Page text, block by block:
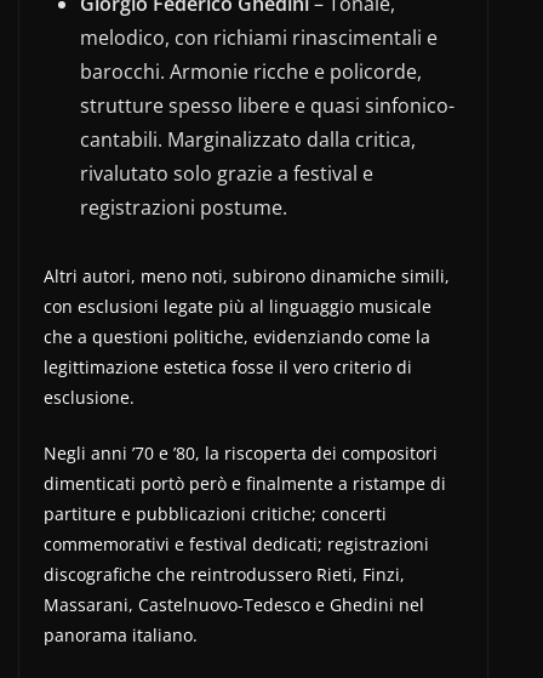
melodico, con richiami rinascimentali e
barocchi. Armonie ricche e policorde,
strutture spesso libere e quasi sinfonico-
cantabili. Marginalizzato dalla critica,
rivalutato solo grazie a festival e
registrazioni postume.
Altri autori, meno noti, subirono dinamiche simili,
con esclusioni legate più al linguaggio musicale
che a questioni politiche, evidenziando come la
legittimazione estetica fosse il vero criterio di
esclusione.
Negli anni ’70 e ’80, la riscoperta dei compositori
dimenticati portò però e finalmente a ristampe di
partiture e pubblicazioni critiche; concerti
commemorativi e festival dedicati; registrazioni
discografiche che reintrodussero Rieti, Finzi,
Massarani, Castelnuovo-Tedesco e Ghedini nel
panorama italiano.